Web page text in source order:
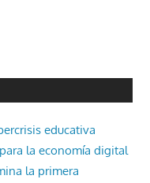
educativa
la economía digital
la primera